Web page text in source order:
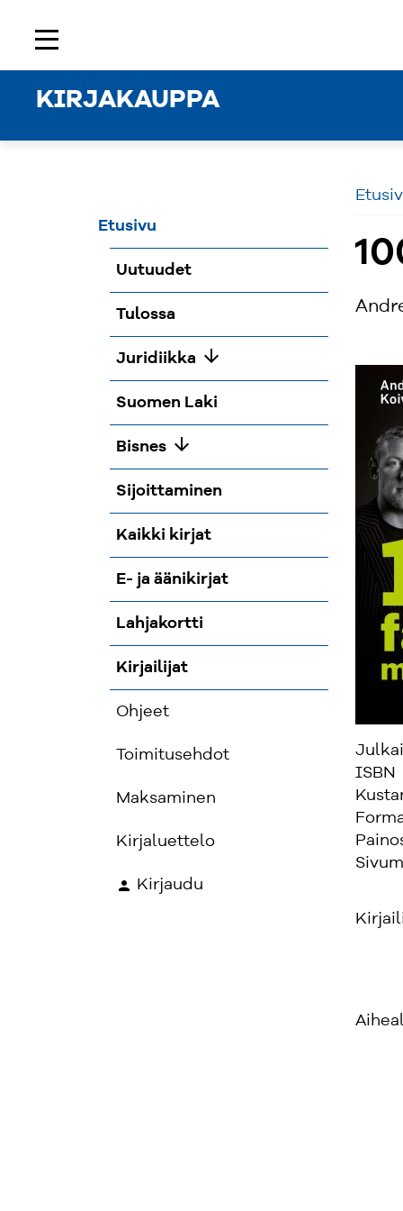
KIRJAKAUPPA
Etusivu
Etusivu
Uutuudet
Tulossa
Juridiikka arrow_downward
Suomen Laki
Bisnes arrow_downward
Sijoittaminen
Kaikki kirjat
E- ja äänikirjat
Lahjakortti
Kirjailijat
Ohjeet
Toimitusehdot
Maksaminen
Kirjaluettelo
Kirjaudu
ISBN